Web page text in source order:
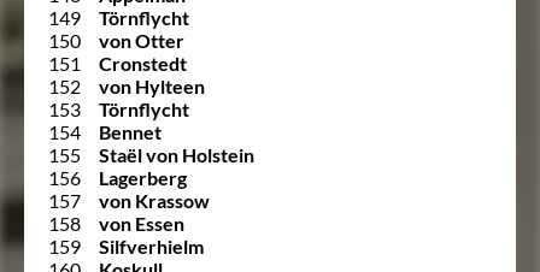
149
Törnflycht
150
von Otter
151
Cronstedt
152
von Hylteen
153
Törnflycht
154
Bennet
155
Staël von Holstein
156
Lagerberg
157
von Krassow
158
von Essen
159
Silfverhielm